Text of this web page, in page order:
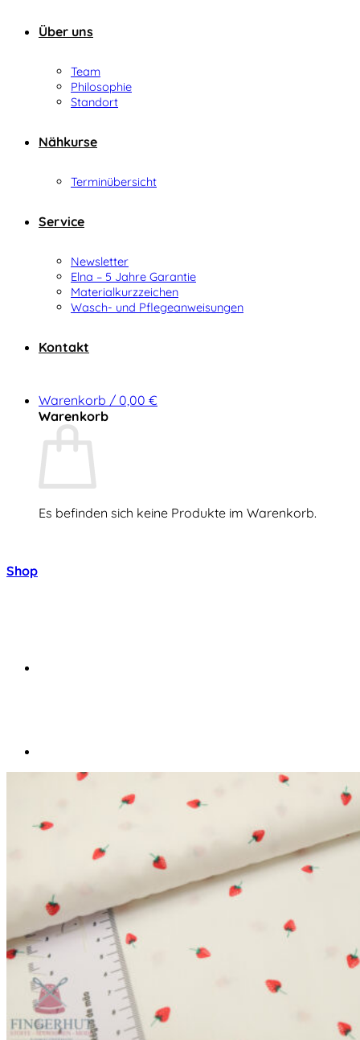
Über uns
Team
Philosophie
Standort
Nähkurse
Terminübersicht
Service
Newsletter
Elna – 5 Jahre Garantie
Materialkurzzeichen
Wasch- und Pflegeanweisungen
Kontakt
Warenkorb / 0,00 €
Warenkorb
Es befinden sich keine Produkte im Warenkorb.
Shop